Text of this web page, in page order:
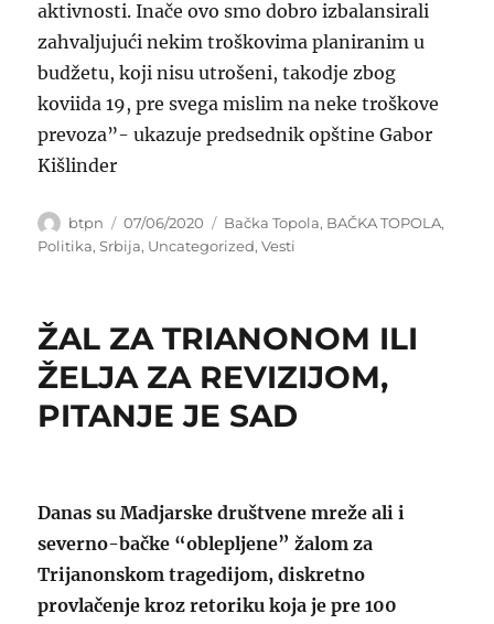
aktivnosti. Inače ovo smo dobro izbalansirali
zahvaljujući nekim troškovima planiranim u
budžetu, koji nisu utrošeni, takodje zbog
koviida 19, pre svega mislim na neke troškove
prevoza”- ukazuje predsednik opštine Gabor
Kišlinder
Author
btpn
Posted
on
07/06/2020 Categories
Bačka Topola, BAČKA TOPOLA,
Politika,Srbija, Uncategorized,Vesti
ŽAL ZA TRIANONOM ILI
ŽELJA ZA REVIZIJOM,
PITANJE JE SAD
Danas su Madjarske društvene mreže ali i
severno-bačke “oblepljene” žalom za
Trijanonskom tragedijom, diskretno
provlačenje kroz retorikukoja je pre 100